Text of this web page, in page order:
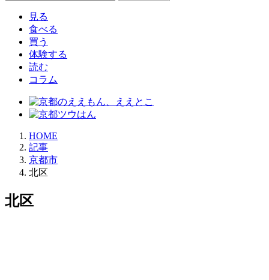
見る
食べる
買う
体験する
読む
コラム
HOME
記事
京都市
北区
北区